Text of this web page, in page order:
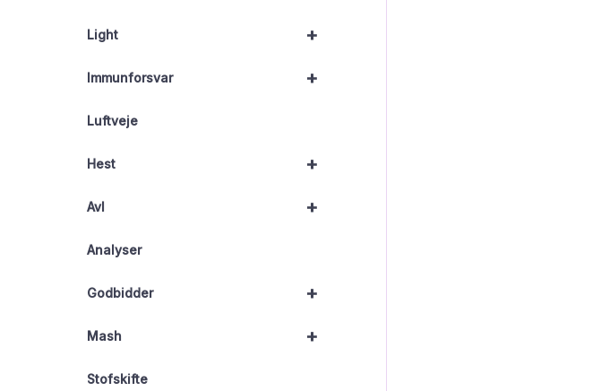
+
Light
+
Immunforsvar
Luftveje
+
Hest
+
Avl
Analyser
+
Godbidder
+
Mash
Stofskifte